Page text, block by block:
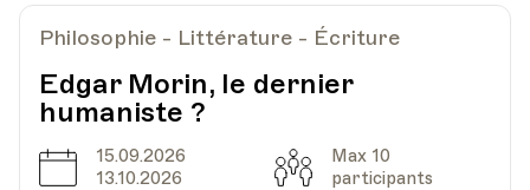
Av. de Cour 33
Date01.12.2022
HEP - Haute Ecole Pédagogique - Salle 712
Philosophie - Littérature - Écriture
Edgar Morin, le dernier
humaniste ?
Date
15.09.2026
13.10.2026
Capacité
Max 10
participants